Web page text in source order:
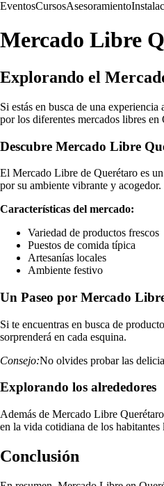
EventosCursosAsesoramiento
Mercado Libre
Explorando el
Si estás en busca de una
por los diferentes mercados libres en
Descubre Mercado Libre
El Mercado Libre de Querétaro es
por su ambiente vibrante y acogedor.
Características del mercado:
Variedad de productos frescos
Puestos de comida típica
Artesanías locales
Ambiente festivo
Un Paseo por Mercado
Si te encuentras en busca de
sorprenderá en cada esquina.
Consejo:No olvides probar las
Explorando los alrededores
Además de Mercado Libre
en la vida cotidiana de los habitantes
Conclusión